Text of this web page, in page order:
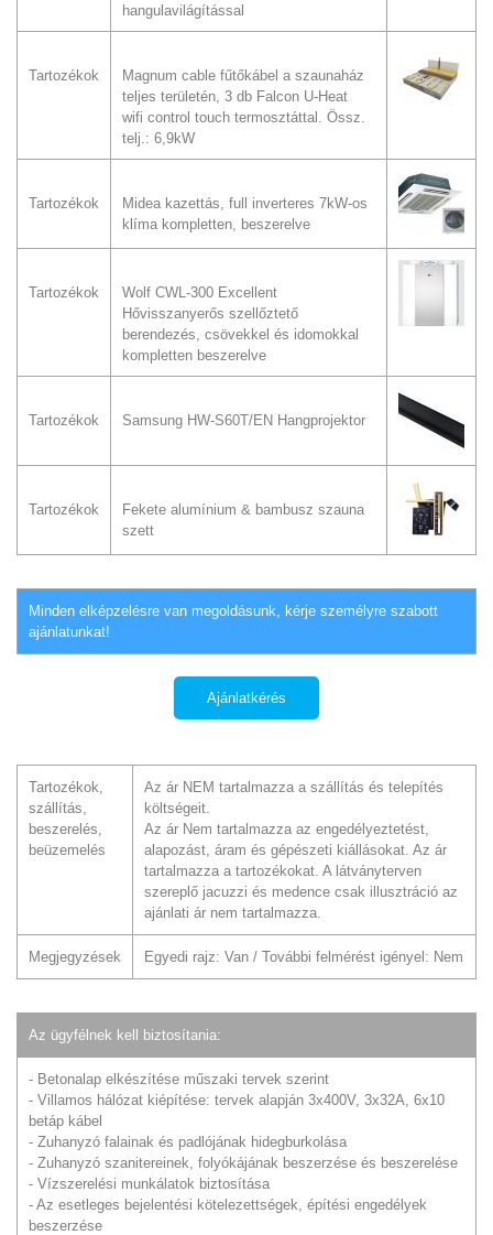
hangulavilágítással
Tartozékok
Magnum cable fűtőkábel a szaunaház
teljes területén, 3 db Falcon U-Heat
wifi control touch termosztáttal. Össz.
telj.: 6,9kW
Tartozékok
Midea kazettás, full inverteres 7kW-os
klíma kompletten, beszerelve
Tartozékok
Wolf CWL-300 Excellent
Hővisszanyerős szellőztető
berendezés, csövekkel és idomokkal
kompletten beszerelve
Tartozékok Samsung HW-S60T/EN Hangprojektor
Tartozékok
Fekete alumínium & bambusz szauna
szett
Minden elképzelésre van megoldásunk, kérje személyre szabott
ajánlatunkat!
Ajánlatkérés
Tartozékok,
szállítás,
beszerelés,
beüzemelés
Az ár NEM tartalmazza a szállítás és telepítés
költségeit.
Az ár Nem tartalmazza az engedélyeztetést,
alapozást, áram és gépészeti kiállásokat. Az ár
tartalmazza a tartozékokat. A látványterven
szereplő jacuzzi és medence csak illusztráció az
ajánlati ár nem tartalmazza.
Megjegyzések Egyedi rajz: Van / További felmérést igényel: Nem
Az ügyfélnek kell biztosítania:
- Betonalap elkészítése műszaki tervek szerint
- Villamos hálózat kiépítése: tervek alapján 3x400V, 3x32A, 6x10
betáp kábel
- Zuhanyzó falainak és padlójának hidegburkolása
- Zuhanyzó szanitereinek, folyókájának beszerzése és beszerelése
- Vízszerelési munkálatok biztosítása
- Az esetleges bejelentési kötelezettségek, építési engedélyek
beszerzése